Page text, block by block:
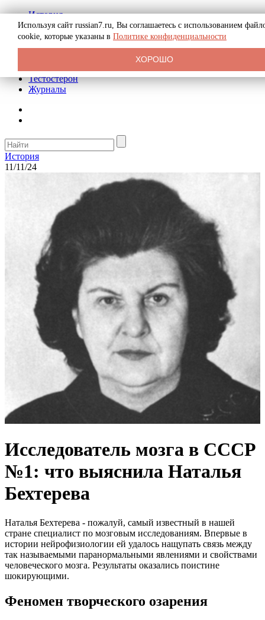
История
Биография
Криминал
Реклама на сайте
Тестостерон
Журналы
История
11/11/24
Исследователь мозга в СССР
№1: что выяснила Наталья
Бехтерева
Наталья Бехтерева - пожалуй, самый известный в нашей
стране специалист по мозговым исследованиям. Впервые в
истории нейрофизиологии ей удалось нащупать связь между
так называемыми паранормальными явлениями и свойствами
человеческого мозга. Результаты оказались поистине
шокирующими.
Феномен творческого озарения
Используя сайт russian7.ru, Вы соглашаетесь с использованием
cookie, которые указаны в Политике конфиденциальности
ХОРОШО